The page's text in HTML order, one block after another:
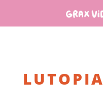
LUTOPIA